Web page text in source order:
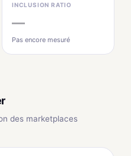
INCLUSION RATIO
—
Pas encore mesuré
des marketplaces